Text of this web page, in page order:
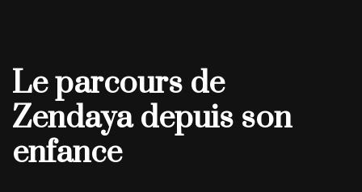
Le parcours de
Zendaya depuis son
enfance